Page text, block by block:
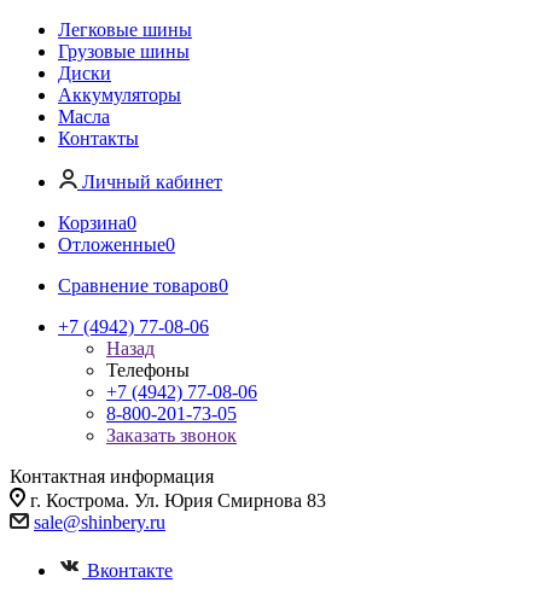
Легковые шины
Грузовые шины
Диски
Аккумуляторы
Масла
Контакты
Личный кабинет
Корзина0
Отложенные0
Сравнение товаров0
+7 (4942) 77-08-06
Назад
Телефоны
+7 (4942) 77-08-06
8-800-201-73-05
Заказать звонок
Контактная информация
г. Кострома. Ул. Юрия Смирнова 83
sale@shinbery.ru
Вконтакте